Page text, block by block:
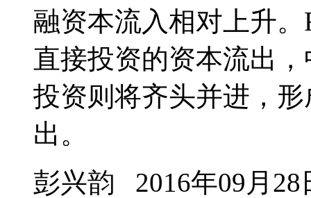
融资本流入相对上升
直接投资的资本流出
投资则将齐头并进，
出。
彭兴韵
2016年09月28